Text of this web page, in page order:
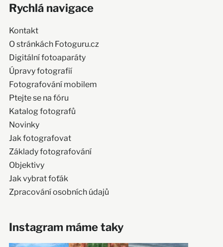
Rychlá navigace
Kontakt
O stránkách Fotoguru.cz
Digitální fotoaparáty
Úpravy fotografií
Fotografování mobilem
Ptejte se na fóru
Katalog fotografů
Novinky
Jak fotografovat
Základy fotografování
Objektivy
Jak vybrat foťák
Zpracování osobních údajů
Instagram máme taky